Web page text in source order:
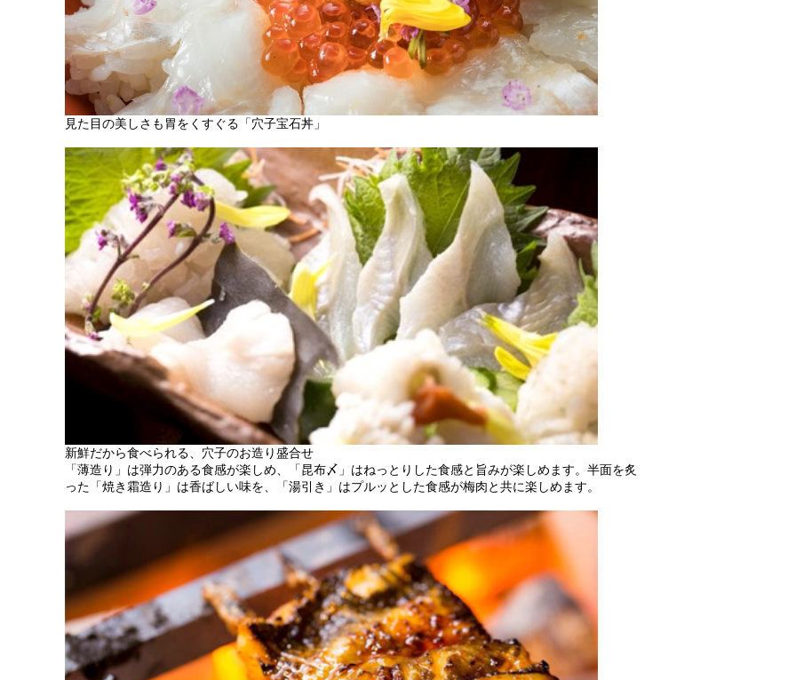
見た目の美しさも胃をくすぐる「穴子宝石丼」
新鮮だから食べられる、穴子のお造り盛合せ
「薄造り」は弾力のある食感が楽しめ、「昆布〆」はねっとりした食感と旨みが楽しめます。半面を炙
った「焼き霜造り」は香ばしい味を、「湯引き」はプルッとした食感が梅肉と共に楽しめます。